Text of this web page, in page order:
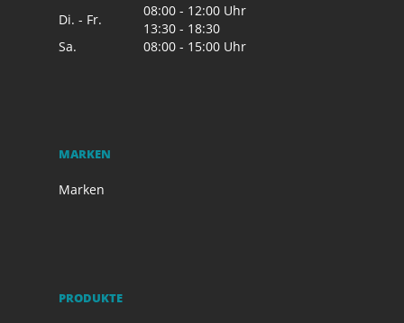
Di. - Fr.
08:00 - 12:00 Uhr
13:30 - 18:30
Sa.
08:00 - 15:00 Uhr
MARKEN
Marken
PRODUKTE